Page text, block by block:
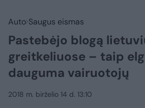
Auto Saugus eismas
Pastebėjo blogą
greitkeliuose – taip
dauguma vairuotojų
2018 m. birželio 14 d. 13:10